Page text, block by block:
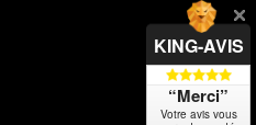
KING-AVIS
“Merci”
Votre avis vous